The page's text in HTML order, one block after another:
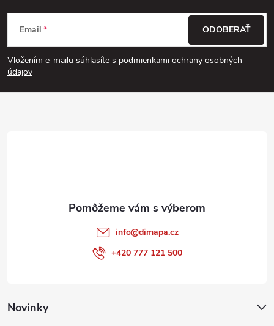
Z
á
p
Email
Vložením e-mailu súhlasíte s podmienkami ochrany osobných
údajov
ODOBERAŤ
Novinky
info@dimapa.cz
+420 777 121 500